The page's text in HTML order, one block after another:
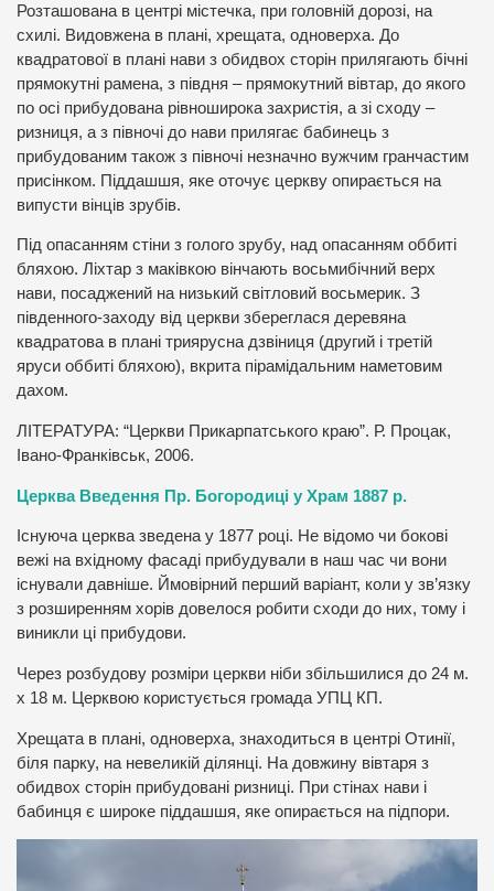
Розташована в центрі містечка, при головній дорозі, на
схилі. Видовжена в плані, хрещата, одноверха. До
квадратової в плані нави з обидвох сторін прилягають бічні
прямокутні рамена, з півдня – прямокутний вівтар, до якого
по осі прибудована рівноширока захристія, а зі сходу –
ризниця, а з півночі до нави прилягає бабинець з
прибудованим також з півночі незначно вужчим гранчастим
присінком. Піддашшя, яке оточує церкву опирається на
випусти вінців зрубів.
Під опасанням стіни з голого зрубу, над опасанням оббиті
бляхою. Ліхтар з маківкою вінчають восьмибічний верх
нави, посаджений на низький світловий восьмерик. З
південного-заходу від церкви збереглася деревяна
квадратова в плані триярусна дзвіниця (другий і третій
яруси оббиті бляхою), вкрита пірамідальним наметовим
дахом.
ЛІТЕРАТУРА: “Церкви Прикарпатського краю”. Р. Процак,
Івано-Франківськ, 2006.
Церква Введення Пр. Богородиці у Храм 1887 р.
Існуюча церква зведена у 1877 році. Не відомо чи бокові
вежі на вхідному фасаді прибудували в наш час чи вони
існували давніше. Ймовірний перший варіант, коли у зв’язку
з розширенням хорів довелося робити сходи до них, тому і
виникли ці прибудови.
Через розбудову розміри церкви ніби збільшилися до 24 м.
х 18 м. Церквою користується громада УПЦ КП.
Хрещата в плані, одноверха, знаходиться в центрі Отинії,
біля парку, на невеликій ділянці. На довжину вівтаря з
обидвох сторін прибудовані ризниці. При стінах нави і
бабинця є широке піддашшя, яке опирається на підпори.